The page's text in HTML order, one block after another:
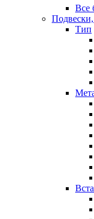
Все
Тип